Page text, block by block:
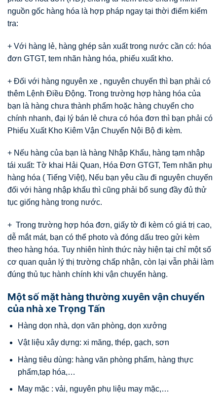
nguồn gốc hàng hóa là hợp pháp ngay tại thời điểm kiểm
tra:
+ Với hàng lẻ, hàng ghép sản xuất trong nước cần có: hóa
đơn GTGT, tem nhãn hàng hóa, phiếu xuất kho.
+ Đối với hàng nguyên xe , nguyên chuyến thì bạn phải có
thêm Lệnh Điều Động. Trong trường hợp hàng hóa của
bạn là hàng chưa thành phẩm hoặc hàng chuyển cho
chính nhanh, đại lý bán lẻ chưa có hóa đơn thì bạn phải có
Phiếu Xuất Kho Kiêm Vận Chuyển Nội Bộ đi kèm.
+ Nếu hàng của bạn là hàng Nhập Khẩu, hàng tạm nhập
tái xuất: Tờ khai Hải Quan, Hóa Đơn GTGT, Tem nhãn phụ
hàng hóa ( Tiếng Việt), Nếu bạn yêu cầu đi nguyên chuyến
đối với hàng nhập khẩu thì cũng phải bổ sung đầy đủ thử
tục giống hàng trong nước.
+ Trong trường hợp hóa đơn, giấy tờ đi kèm có giá trị cao,
dễ mắt mát, bạn có thể photo và đóng dấu treo gửi kèm
theo hàng hóa. Tuy nhiên hình thức này hiện tại chỉ một số
cơ quan quản lý thị trường chấp nhận, còn lại vẫn phải làm
đúng thủ tục hành chính khi vận chuyển hàng.
Một số mặt hàng thường xuyên vận chuyển
của nhà xe Trọng Tấn
Hàng dọn nhà, dọn văn phòng, dọn xưởng
Vật liệu xây dựng: xi măng, thép, gạch, sơn
Hàng tiêu dùng: hàng văn phòng phẩm, hàng thực
phẩm,tạp hóa,…
May mặc : vải, nguyên phụ liệu may mặc,…